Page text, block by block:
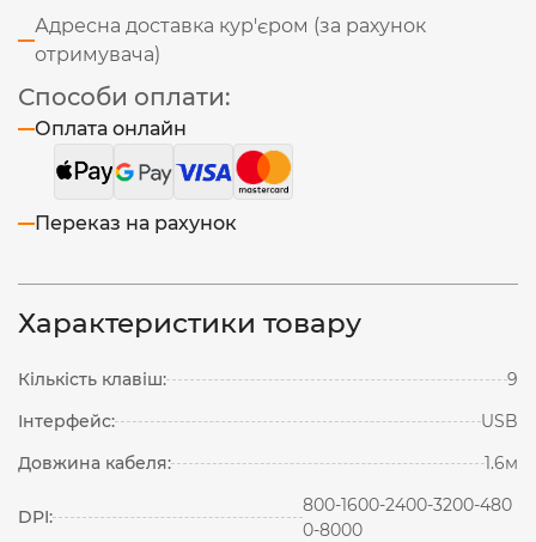
Адресна доставка кур'єром (за рахунок
отримувача)
Способи оплати:
Оплата онлайн
Переказ на рахунок
Характеристики товару
Кількість клавіш:
9
Інтерфейс:
USB
Довжина кабеля:
1.6м
DPI:
800-1600-2400-3200-480
0-8000